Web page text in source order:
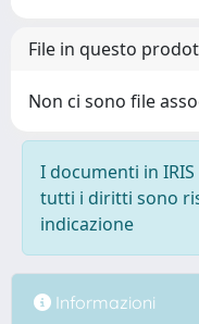
File in questo
Non ci sono file
I documenti in
tutti i diritti sono
indicazione
Informazioni